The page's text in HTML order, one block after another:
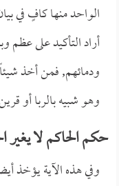
الواحد منها كافٍ في
أراد التأكيد على
ودمائهم, فمن أخذ
وهو شبيه بالربا أو
حكم الحاكم لا يغير
وفي هذه الآية يؤخذ